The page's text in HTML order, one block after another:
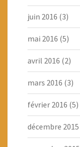
juin 2016 (3)
mai 2016 (5)
avril 2016 (2)
mars 2016 (3)
février 2016 (5)
décembre 2015